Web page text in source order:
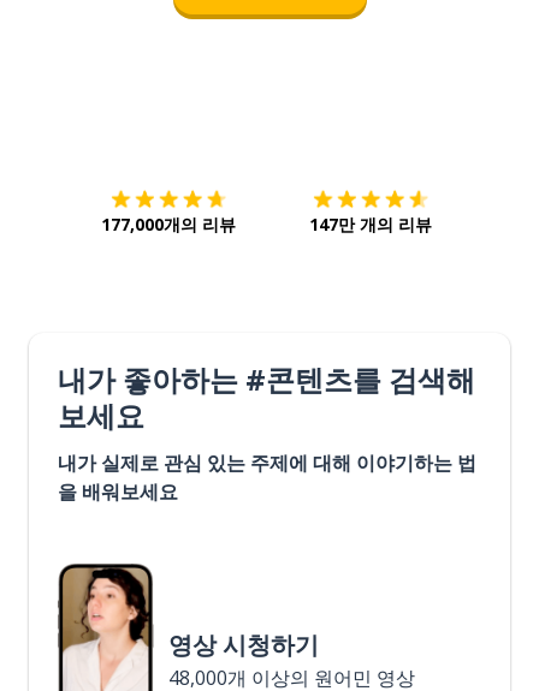
177,000개의 리뷰 147만 개의 리뷰
내가 좋아하는 #콘텐츠를 검색해
보세요
내가 실제로 관심 있는 주제에 대해 이야기하는 법
을 배워보세요
영상 시청하기
48,000개 이상의 원어민 영상